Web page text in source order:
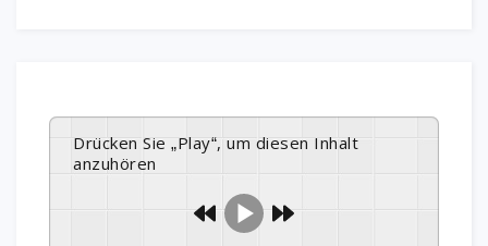
Drücken Sie „Play“, um diesen Inhalt
anzuhören